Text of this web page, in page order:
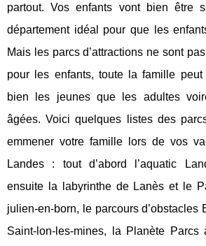
partout. Vos enfants vont bien être
département idéal pour que les
Mais les parcs d’attractions ne sont
pour les enfants, toute la famille
bien les jeunes que les adultes
âgées. Voici quelques listes des
emmener votre famille lors de vos
Landes : tout d’abord l’aquatic
ensuite la labyrinthe de Lanès et le
julien-en-born, le parcours d’obstacles
Saint-lon-les-mines, la Planète Parcs